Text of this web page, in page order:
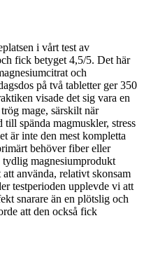
i vårt test av
fick betyget 4,5/5. Det här
och
på två tabletter ger 350
visade det sig vara en
mage, särskilt när
spända magmuskler, stress
är inte den mest kompletta
behöver fiber eller
magnesiumprodukt
använda, relativt skonsam
testperioden upplevde vi att
snarare än en plötslig och
att den också fick